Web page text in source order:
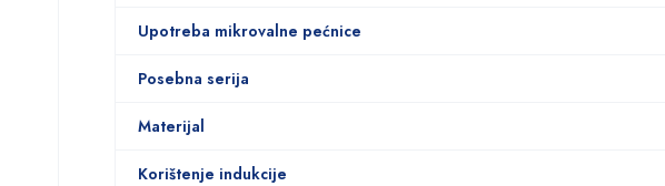
Upotreba mikrovalne pećnice
Posebna serija
Materijal
Korištenje indukcije